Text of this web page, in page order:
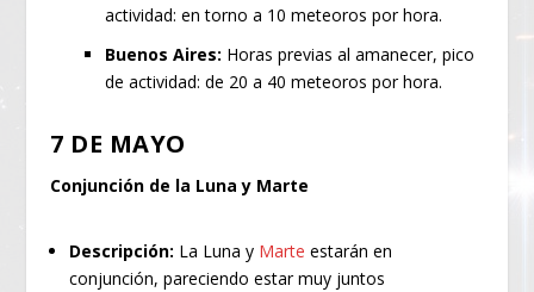
actividad: en torno a 10 meteoros por hora.
Buenos Aires: Horas previas al amanecer, pico
de actividad: de 20 a 40 meteoros por hora.
7 DE MAYO
Conjunción de la Luna y Marte
Descripción: La Luna y Marte estarán en
conjunción, pareciendo estar muy juntos